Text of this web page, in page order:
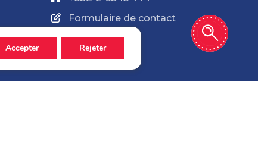
Formulaire de contact
Accepter Rejeter